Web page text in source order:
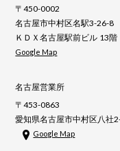
〒450-0002
名古屋市中村区名駅3-26-8
ＫＤＸ名古屋駅前ビル 13階
Google Map
名古屋営業所
〒453-0863
愛知県名古屋市中村区八社
Google Map